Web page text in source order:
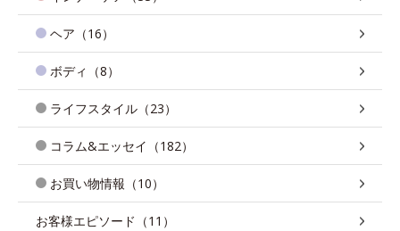
ヘア（16）
ボディ（8）
ライフスタイル（23）
コラム&エッセイ（182）
お買い物情報（10）
お客様エピソード（11）